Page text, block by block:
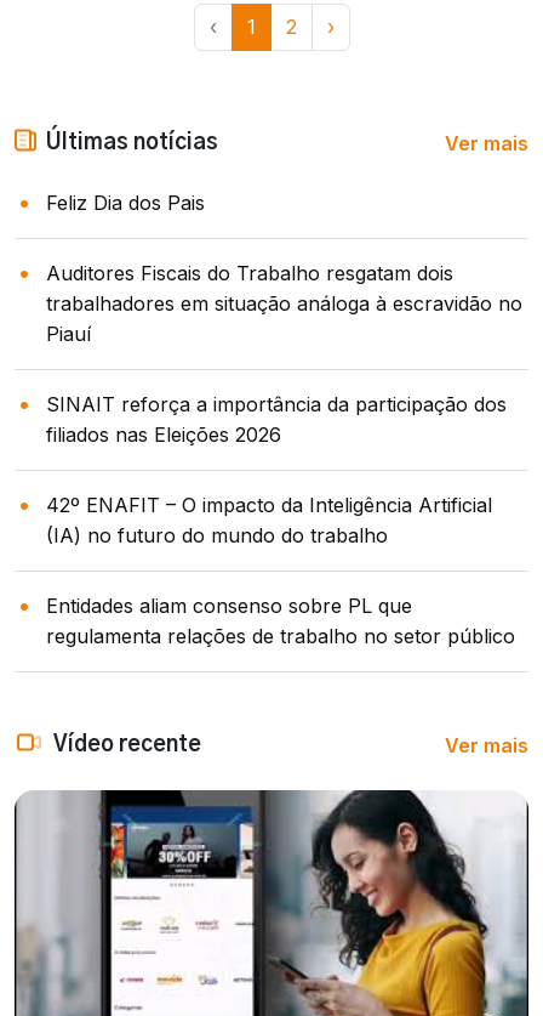
‹ 1 2 ›
Últimas notícias Ver mais
Feliz Dia dos Pais
Auditores Fiscais do Trabalho resgatam dois
trabalhadores em situação análoga à escravidão no
Piauí
SINAIT reforça a importância da participação dos
filiados nas Eleições 2026
42º ENAFIT – O impacto da Inteligência Artificial
(IA) no futuro do mundo do trabalho
Entidades aliam consenso sobre PL que
regulamenta relações de trabalho no setor público
Vídeo recente Ver mais